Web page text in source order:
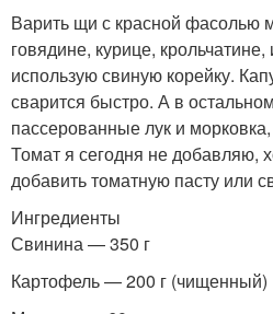
Варить щи с красной фасолью
говядине, курице,
использую свиную корейку.
сварится быстро. А в
пассерованные лук и
Томат я сегодня не добавляю,
добавить томатную пасту или
Ингредиенты
Свинина — 350 г
Картофель — 200 г (чищенный)